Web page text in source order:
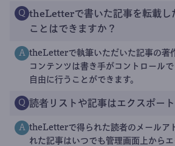
Q theLetterで書いた記事を転載し
ことはできますか？
A theLetterで執筆いただいた記事の著
コンテンツは書き手がコントロール
自由に行うことができます。
Q 読者リストや記事はエクスポー
A theLetterで得られた読者のメールア
れた記事はいつでも管理画面上から